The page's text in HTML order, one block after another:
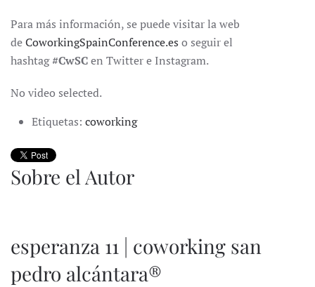
Para más información, se puede visitar la web
deCoworkingSpainConference.es o seguir el
hashtag#CwSCen Twitter e Instagram.
No video selected.
Etiquetas: coworking
Sobre el Autor
esperanza 11 | coworking san
pedro alcántara®